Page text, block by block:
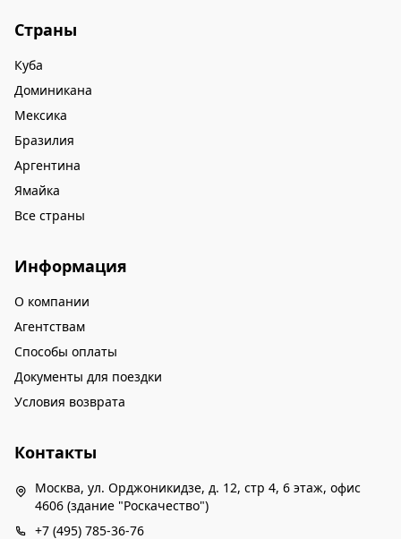
Страны
Куба
Доминикана
Мексика
Бразилия
Аргентина
Ямайка
Все страны
Информация
О компании
Агентствам
Способы оплаты
Документы для поездки
Условия возврата
Контакты
Москва, ул. Орджоникидзе, д. 12, стр 4, 6 этаж, офис
4606 (здание "Роскачество")
+7 (495) 785-36-76